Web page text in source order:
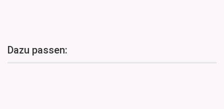
Dazu passen: